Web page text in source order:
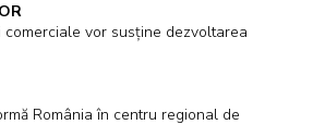
vor susține dezvoltarea
România în centru regional de